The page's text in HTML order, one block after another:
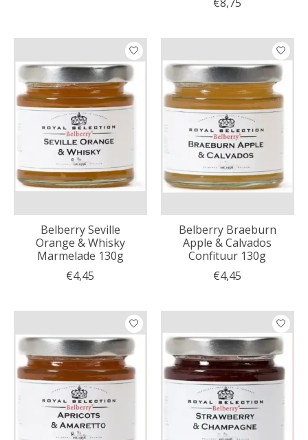
Belberry Seville
Orange & Whisky
Marmelade 130g
€4,45
Belberry Braeburn
Apple & Calvados
Confituur 130g
€4,45